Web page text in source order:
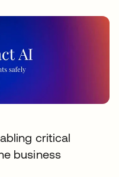
critical
business